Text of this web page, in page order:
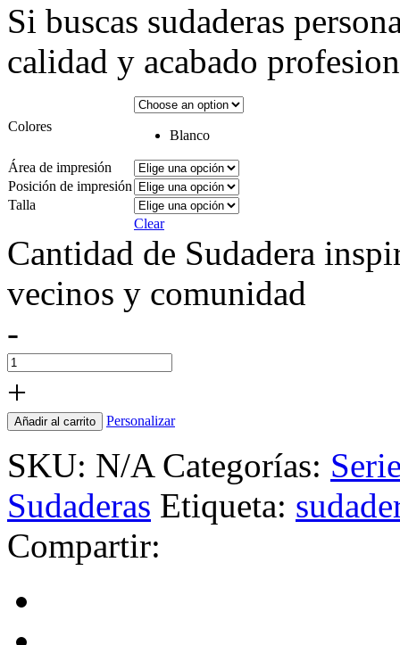
Si buscas sudaderas
calidad y acabado
Colores
Blanco
Área de impresión
Posición de impresión
Talla
Clear
Cantidad de Sudadera
vecinos y comunidad
-
+
Añadir al carrito Personalizar
SKU: N/A Categorías:
Sudaderas Etiqueta:
Compartir: